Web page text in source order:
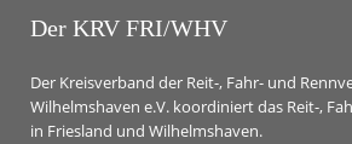
Der KRV FRI/WHV
Der Kreisverband der Reit-, Fahr- und
Wilhelmshaven e.V. koordiniert das Reit-,
in Friesland und Wilhelmshaven.